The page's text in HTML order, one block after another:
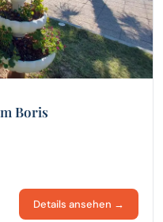
Boris
Details ansehen →